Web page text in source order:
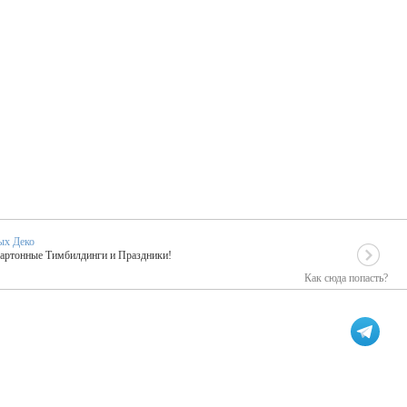
Как сюда попасть?
Деко
Тимбилдинги и Праздники!